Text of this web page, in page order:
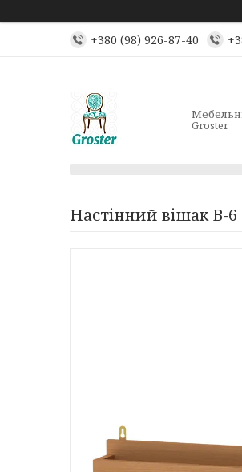
+380 (98) 926-87-40
Groster
Настінний вішак В-6